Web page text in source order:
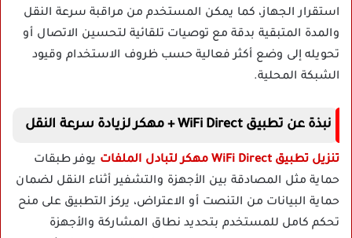
استقرار الجهاز، كما يمكن المستخدم من مراقبة سرعة النقل
والمدة المتبقية بدقة مع توصيات تلقائية لتحسين الاتصال أو
تحويله إلى وضع أكثر فعالية حسب ظروف الاستخدام وقيود
الشبكة المحلية.
نبذة عن تطبيق WiFi Direct + مهكر لزيادة سرعة النقل
تنزيل تطبيق WiFi Direct مهكر لتبادل الملفات
يوفر طبقات
حماية مثل المصادقة بين الأجهزة والتشفير أثناء النقل لضمان
حماية البيانات من التنصت أو الاعتراض، يركز التطبيق على منح
تحكم كامل للمستخدم بتحديد نطاق المشاركة والأجهزة